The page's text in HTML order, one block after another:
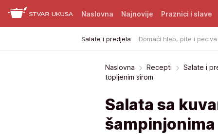
Naslovna Najnovije Praznici i slave
Salate i predjela Domaći hleb, pite i peciva
Naslovna Recepti
Salate i
topljenim sirom
Salata sa